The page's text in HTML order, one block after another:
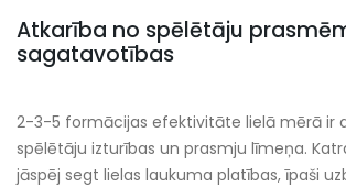
Atkarība no spēlētāju
sagatavotības
2-3-5 formācijas efektivitāte lielā mērā ir
spēlētāju izturības un prasmju līmeņa.
jāspēj segt lielas laukuma platības, īpaši